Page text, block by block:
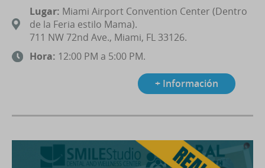
Lugar: Miami Airport Convention Center (Dentro
de la Feria estilo Mama).
711 NW 72nd Ave., Miami, FL 33126.
Hora: 12:00 PM a 5:00 PM.
+ Información